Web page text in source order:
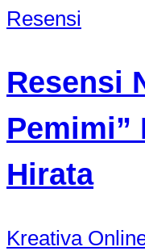
Resensi
Resensi
Pemimi”
Hirata
Kreativa